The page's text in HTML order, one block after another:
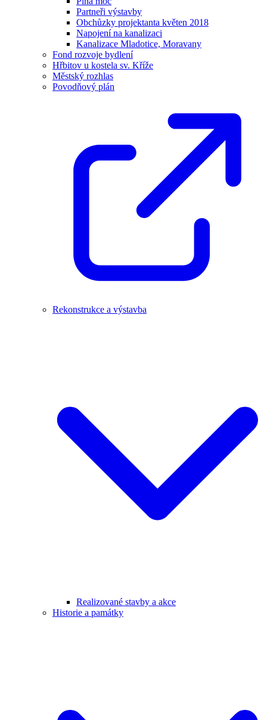
Partneři výstavby
Obchůzky projektanta květen 2018
Napojení na kanalizaci
Kanalizace Mladotice, Moravany
Fond rozvoje bydlení
Hřbitov u kostela sv. Kříže
Městský rozhlas
Povodňový plán
Rekonstrukce a výstavba
Realizované stavby a akce
Historie a památky